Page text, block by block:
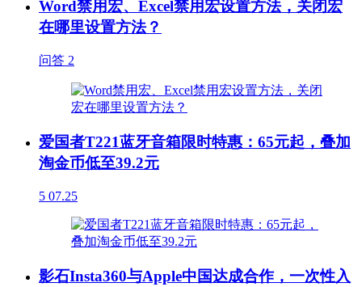
Word禁用宏、Excel禁用宏设置方法，关闭宏
在哪里设置方法？
问答 2
爱国者T221蓝牙音箱限时特惠：65元起，叠加
淘金币低至39.2元
5 07.25
影石Insta360与Apple中国达成合作，一次性入